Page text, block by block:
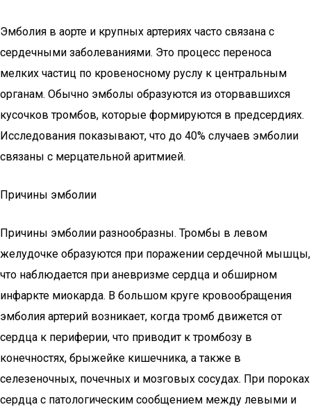
Эмболия в аорте и крупных артериях часто связана с
сердечными заболеваниями. Это процесс переноса
мелких частиц по кровеносному руслу к центральным
органам. Обычно эмболы образуются из оторвавшихся
кусочков тромбов, которые формируются в предсердиях.
Исследования показывают, что до 40% случаев эмболии
связаны с мерцательной аритмией.
Причины эмболии
Причины эмболии разнообразны. Тромбы в левом
желудочке образуются при поражении сердечной мышцы,
что наблюдается при аневризме сердца и обширном
инфаркте миокарда. В большом круге кровообращения
эмболия артерий возникает, когда тромб движется от
сердца к периферии, что приводит к тромбозу в
конечностях, брыжейке кишечника, а также в
селезеночных, почечных и мозговых сосудах. При пороках
сердца с патологическим сообщением между левыми и